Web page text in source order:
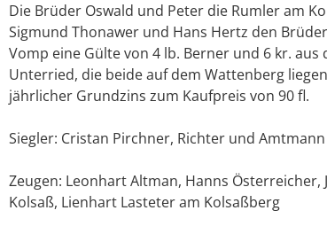
Die Brüder Oswald und Peter die Rumler am
Sigmund Thonawer und Hans Hertz den
Vomp eine Gülte von 4 lb. Berner und 6 kr.
Unterried, die beide auf dem Wattenberg
jährlicher Grundzins zum Kaufpreis von 90 fl.
Siegler: Cristan Pirchner, Richter und
Zeugen: Leonhart Altman, Hanns Österreicher,
Kolsaß, Lienhart Lasteter am Kolsaßberg